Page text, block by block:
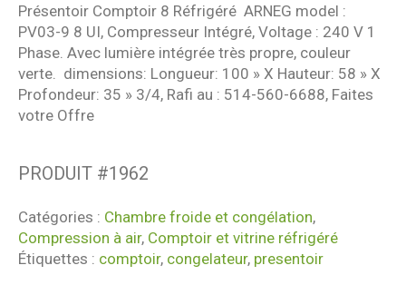
Présentoir Comptoir 8 Réfrigéré ARNEG model :
PV03-9 8 UI, Compresseur Intégré, Voltage : 240 V 1
Phase. Avec lumière intégrée très propre, couleur
verte. dimensions: Longueur: 100 » X Hauteur: 58 » X
Profondeur: 35 » 3/4, Rafi au : 514-560-6688, Faites
votre Offre
PRODUIT #1962
Catégories : Chambre froide et congélation,
Compression à air, Comptoir et vitrine réfrigéré
Étiquettes : comptoir, congelateur, presentoir